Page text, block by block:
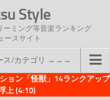
Style
ーミング等音楽ランキング
ースサイト
ス/カテゴリ →→→
ョン「怪獣」14ランクアップ
上 (4:10)